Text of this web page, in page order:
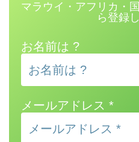
マラウイ・アフリカ・
ら登録
お名前は ?
メールアドレス *